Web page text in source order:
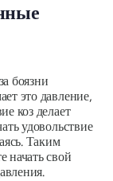
боязни
это давление,
коз делает
удовольствие
Таким
начать свой